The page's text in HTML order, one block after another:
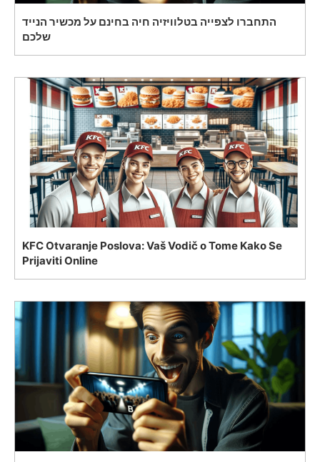
התחברו לצפייה בטלוויזיה חיה בחינם על מכשיר הנייד
שלכם
KFC Otvaranje Poslova: Vaš Vodič o Tome Kako Se
Prijaviti Online